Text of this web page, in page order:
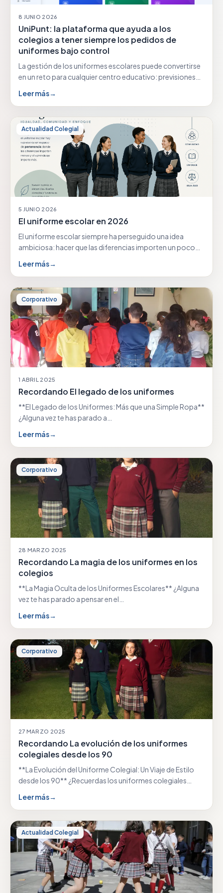
8 JUNIO 2026
UniPunt: la plataforma que ayuda a los
colegios a tener siempre los pedidos de
uniformes bajo control
La gestión de los uniformes escolares puede convertirse
en un reto para cualquier centro educativo: previsiones…
Leer más→
Actualidad Colegial
5 JUNIO 2026
El uniforme escolar en 2026
El uniforme escolar siempre ha perseguido una idea
ambiciosa: hacer que las diferencias importen un poco…
Leer más→
Corporativo
1 ABRIL 2025
Recordando El legado de los uniformes
**El Legado de los Uniformes: Más que una Simple Ropa**
¿Alguna vez te has parado a…
Leer más→
Corporativo
28 MARZO 2025
Recordando La magia de los uniformes en los
colegios
**La Magia Oculta de los Uniformes Escolares** ¿Alguna
vez te has parado a pensar en el…
Leer más→
Corporativo
27 MARZO 2025
Recordando La evolución de los uniformes
colegiales desde los 90
**La Evolución del Uniforme Colegial: Un Viaje de Estilo
desde los 90** ¿Recuerdas los uniformes colegiales…
Leer más→
Actualidad Colegial